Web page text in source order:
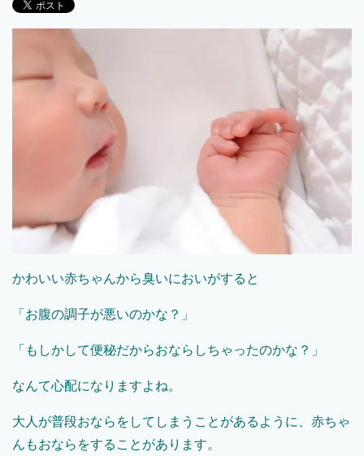
かわいい赤ちゃんから臭いにおいがすると
「お腹の調子が悪いのかな？」
「もしかして便秘だからおならしちゃったのかな？」
なんて心配になりますよね。
大人が普段おならをしてしまうことがあるように、赤ちゃ
んもおならをすることがあります。